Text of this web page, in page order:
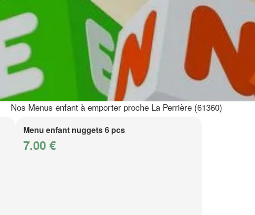
Nos Menus enfant à emporter proche La Perrière (61360)
Menu enfant nuggets 6 pcs
7.00 €